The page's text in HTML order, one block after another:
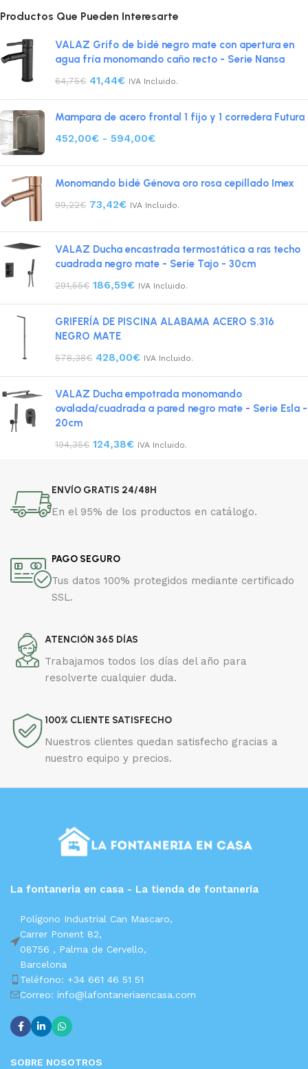
Productos Que Pueden Interesarte
VALAZ Grifo de bidé negro mate con apertura en
agua fría monomando caño recto - Serie Nansa
64,75€ 41,44€ IVA Incluido.
Mampara de acero frontal 1 fijo y 1 corredera Futura
452,00€ - 594,00€
Monomando bidé Génova oro rosa cepillado Imex
99,22€ 73,42€ IVA Incluido.
VALAZ Ducha encastrada termostática a ras techo
cuadrada negro mate - Serie Tajo - 30cm
291,55€ 186,59€ IVA Incluido.
GRIFERÍA DE PISCINA ALABAMA ACERO S.316
NEGRO MATE
578,38€ 428,00€ IVA Incluido.
VALAZ Ducha empotrada monomando
ovalada/cuadrada a pared negro mate - Serie Esla -
20cm
194,35€ 124,38€ IVA Incluido.
ENVÍO GRATIS 24/48H
En el 95% de los productos en catálogo.
PAGO SEGURO
Tus datos 100% protegidos mediante certificado
SSL.
ATENCIÓN 365 DÍAS
Trabajamos todos los días del año para
resolverte cualquier duda.
100% CLIENTE SATISFECHO
Nuestros clientes quedan satisfecho gracias a
nuestro equipo y precios.
La fontaneria en casa - La tienda de fontanería
Polígono Industrial Can Mascaro,
Carrer Ponent 82,
08756 , Palma de Cervello,
Barcelona
Teléfono: +34 661 46 51 51
Correo: info@lafontaneriaencasa.com
SOBRE NOSOTROS